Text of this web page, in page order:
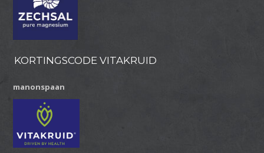
KORTINGSCODE VITAKRUID
manonspaan